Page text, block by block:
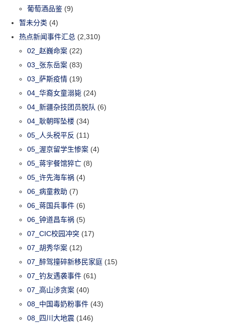
葡萄酒品鉴 (9)
暂未分类 (4)
热点新闻事件汇总 (2,310)
02_赵巍命案 (22)
03_张东岳案 (83)
03_萨斯疫情 (19)
04_华裔女童溺毙 (24)
04_新疆杂技团员脱队 (6)
04_耿朝晖坠楼 (34)
05_人头税平反 (11)
05_渥京留学生惨案 (4)
05_蒋宇餐馆猝亡 (8)
05_许先海车祸 (4)
06_病童救助 (7)
06_蒋国兵事件 (6)
06_钟道昌车祸 (5)
07_CIC校园冲突 (17)
07_胡秀华案 (12)
07_醉驾撞碎新移民家庭 (15)
07_钓友遇袭事件 (61)
07_高山涉贪案 (40)
08_中国毒奶粉事件 (43)
08_四川大地震 (146)